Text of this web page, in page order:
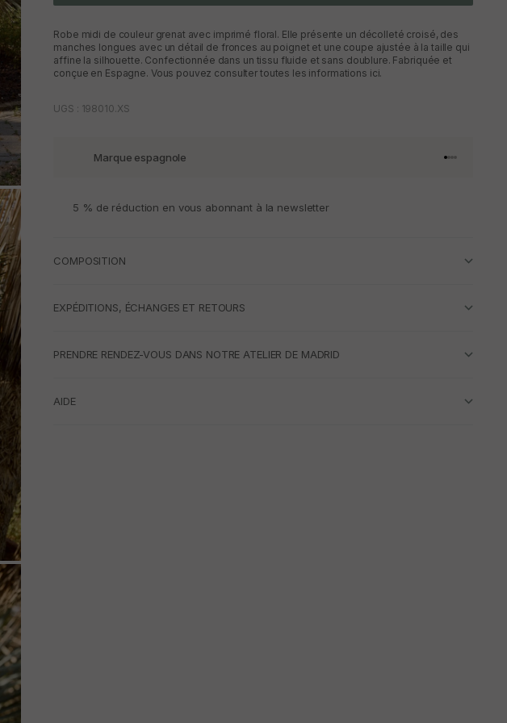
Robe midi de couleur grenat avec imprimé floral. Elle présente un décolleté croisé, des
manches longues avec un détail de fronces au poignet et une coupe ajustée à la taille qui
affine la silhouette. Confectionnée dans un tissu fluide et sans doublure. Fabriquée et
conçue en Espagne. Vous pouvez consulter toutes les informations ici.
UGS : 198010.XS
Marque espagnole Aller à
Aller à
Aller à
Aller à
5 % de réduction en vous abonnant à la newsletter
COMPOSITION
EXPÉDITIONS, ÉCHANGES ET RETOURS
PRENDRE RENDEZ-VOUS DANS NOTRE ATELIER DE MADRID
AIDE